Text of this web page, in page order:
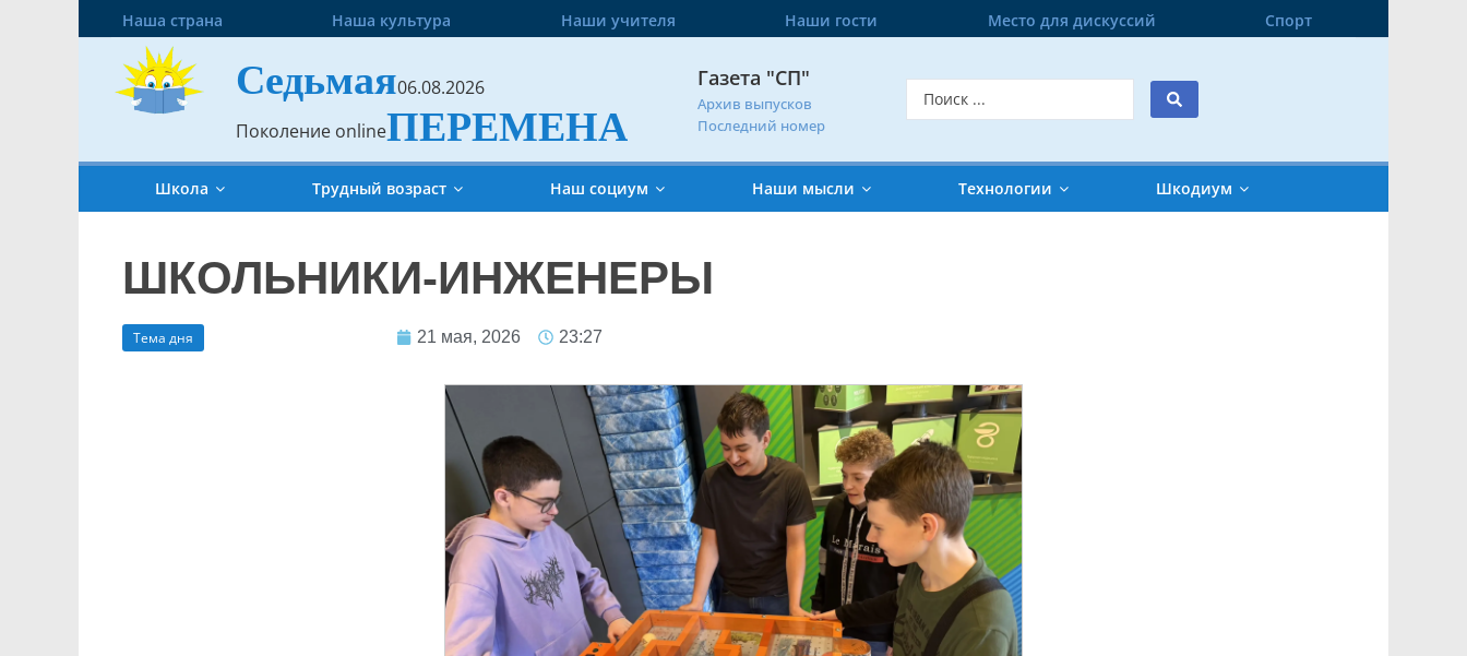
Наша страна Наша культура Наши учителя Наши гости Место для дискуссий Спорт
Седьмая06.08.2026
Поколение onlineПЕРЕМЕНА
Газета "СП"
Архив выпусков
Последний номер
Школа Трудный возраст Наш социум Наши мысли Технологии Шкодиум
ШКОЛЬНИКИ-ИНЖЕНЕРЫ
Тема дня 21 мая, 2026 23:27